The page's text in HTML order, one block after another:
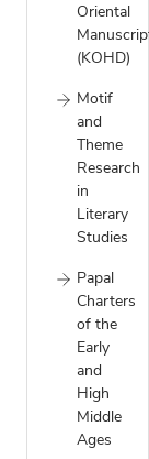
Oriental
(KOHD)
Motif
and
Theme
Research
in
Literary
Studies
Papal
Charters
of the
Early
and
High
Middle
Ages